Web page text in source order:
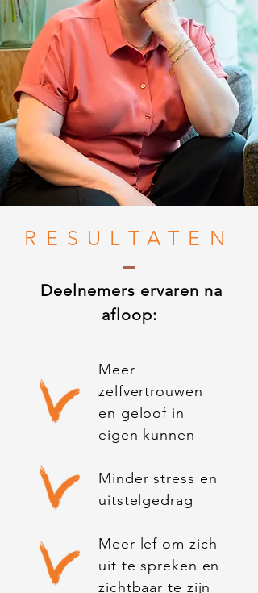
RESULTATEN
Deelnemers ervaren na
afloop:
Meer
zelfvertrouwen
en geloof in
eigen kunnen
Minder stress en
uitstelgedrag
Meer lef om zich
uit te spreken en
zichtbaar te zijn